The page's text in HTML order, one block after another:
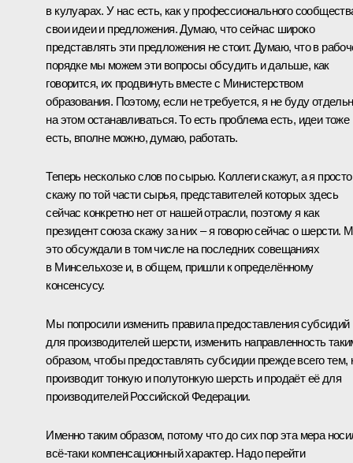
в кулуарах. У нас есть, как у профессионального
свои идеи и предложения. Думаю, что сейчас широко
представлять эти предложения не стоит. Думаю, что в
порядке мы можем эти вопросы обсудить и дальше, как
говорится, их продвинуть вместе с Министерством
образования. Поэтому, если не требуется, я не буду
на этом останавливаться. То есть проблема есть, идеи тоже
есть, вполне можно, думаю, работать.
Теперь несколько слов по сырью. Коллеги скажут, а я просто
скажу по той части сырья, представителей которых здесь
сейчас конкретно нет от нашей отрасли, поэтому я как
президент союза скажу за них – я говорю сейчас о шерсти.
это обсуждали в том числе на последних совещаниях
в Минсельхозе и, в общем, пришли к определённому
консенсусу.
Мы попросили изменить правила предоставления субсидий
для производителей шерсти, изменить направленность
образом, чтобы предоставлять субсидии прежде всего тем,
производит тонкую и полутонкую шерсть и продаёт её для
производителей Российской Федерации.
Именно таким образом, потому что до сих пор эта мера
всё-таки компенсационный характер. Надо перейти